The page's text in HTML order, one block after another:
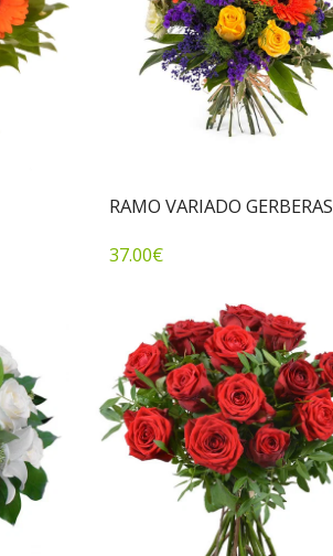
RAMO VARIADO GERBERAS
37.00€